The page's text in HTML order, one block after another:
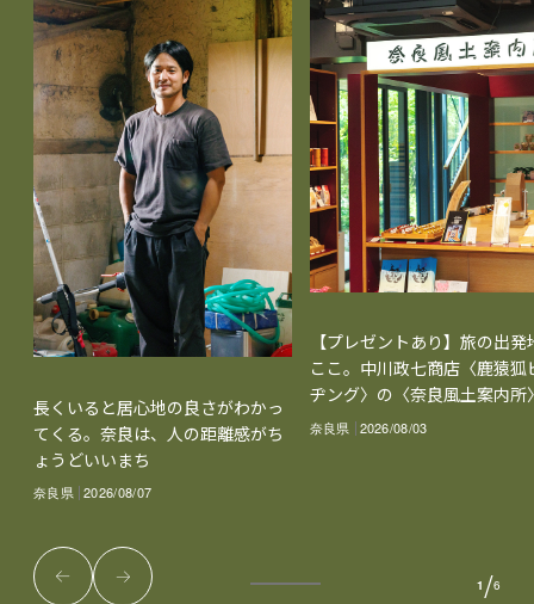
長くいると居心地の良さがわかっ
てくる。奈良は、人の距離感がち
ょうどいいまち
奈良県 2026/08/07
【プレゼントあり】旅の出発
ここ。中川政七商店〈鹿猿狐
ヂング〉の〈奈良風土案内所
奈良県 2026/08/03
1 /6